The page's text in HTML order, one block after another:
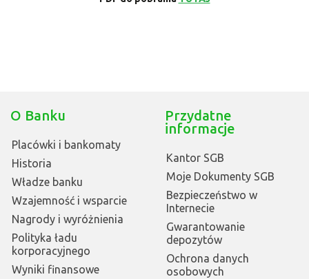
O Banku
Placówki i bankomaty
Historia
Władze banku
Wzajemność i wsparcie
Nagrody i wyróżnienia
Polityka ładu
korporacyjnego
Wyniki finansowe
Przydatne
informacje
Kantor SGB
Moje Dokumenty SGB
Bezpieczeństwo w
Internecie
Gwarantowanie
depozytów
Ochrona danych
osobowych